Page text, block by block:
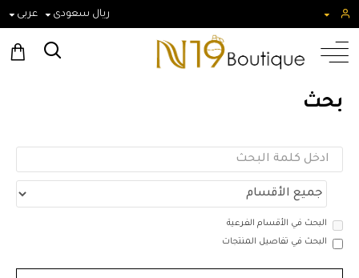
ريال سعودى عربى
بحث
البحث في الأقسام الفرعية
البحث في تفاصيل المنتجات